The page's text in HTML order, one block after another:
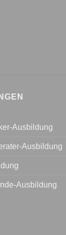
Ausbildung
Ausbildung
Ausbildung